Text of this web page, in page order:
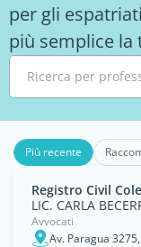
per gli
più semplice la
Ricerca per
Più recente
Registro Civil
LIC. CARLA
Avvocati
Av. Paragua